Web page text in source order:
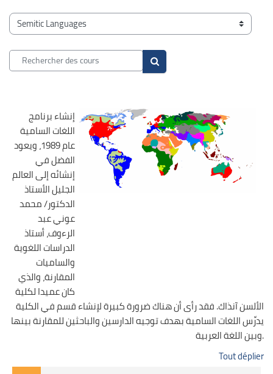
Blocs
Catégories de cours
Rechercher des cours
Rechercher des cours
إنشاء برنامج
اللغات السامية
عام 1989، ويعود
الفضل في
إنشائه إلى العالم
الجليل الأستاذ
الدكتور/ محمد
عوني عبد
الرءوف، أستاذ
الدراسات اللغوية
والساميات
المقارنة، والذي
كان عميدا لكلية
الألسن آنذاك. فقد رأى أن هناك ضرورة كبيرة لإنشاء قسم في الكلية
يدرِّس اللغات السامية بهدف توجيه الدارسين والباحثين للمقارنة بينها
وبين اللغة العربية.
Tout déplier